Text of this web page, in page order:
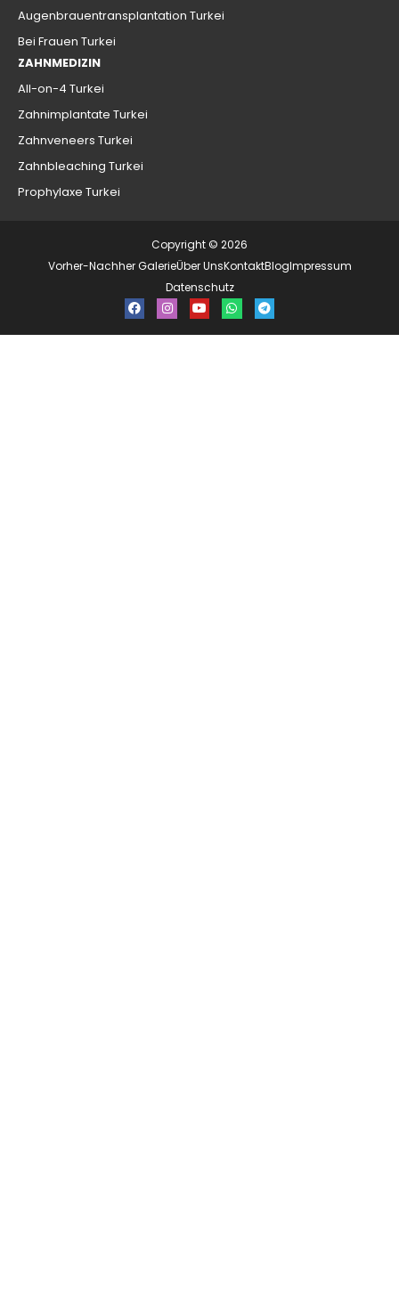
Augenbrauentransplantation Turkei
Bei Frauen Turkei
ZAHNMEDIZIN
All-on-4 Turkei
Zahnimplantate Turkei
Zahnveneers Turkei
Zahnbleaching Turkei
Prophylaxe Turkei
Copyright © 2026
Vorher-Nachher GalerieÜber UnsKontaktBlogImpressum
Datenschutz